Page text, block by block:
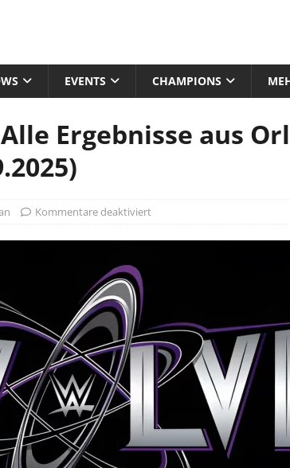
EVENTS CHAMPIONS
Ergebnisse aus
Kommentare deaktiviert